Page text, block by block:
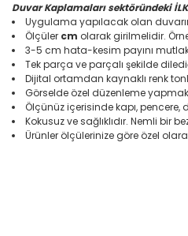
Duvar Kaplamaları sektöründeki
Uygulama yapılacak olan
Ölçüler cm olarak girilmelidir.
3-5 cm hata-kesim payını
Tek parça ve parçalı şekilde
Dijital ortamdan kaynaklı renk
Görselde özel düzenleme
Ölçünüz içerisinde kapı,
Kokusuz ve sağlıklıdır. Nemli bir
Ürünler ölçülerinize göre özel
Bu ürünün fiyat bilgisi, resim,